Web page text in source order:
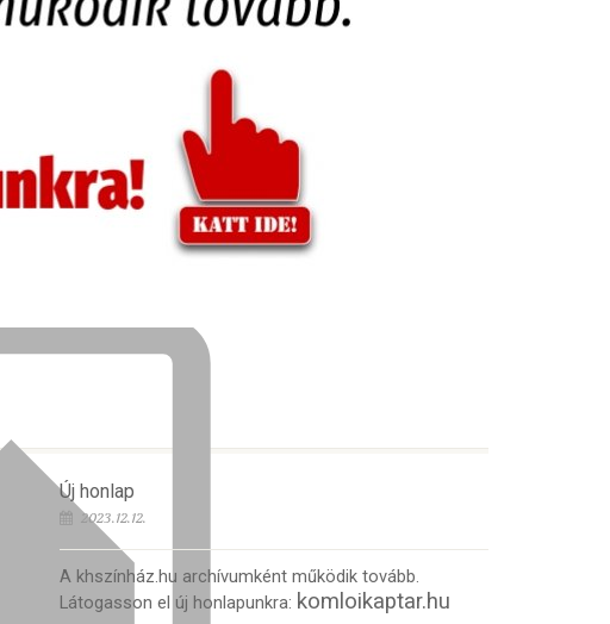
Új honlap
2023.12.12.
A khszínház.hu archívumként működik tovább.
Látogasson el új honlapunkra: komloikaptar.hu